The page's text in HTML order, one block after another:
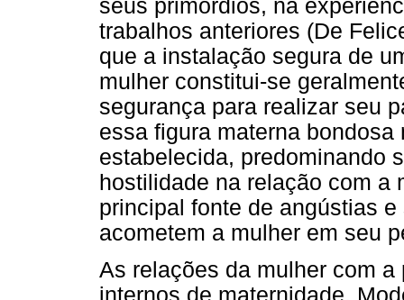
seus primórdios, na
trabalhos anteriores (De
que a instalação segura de
mulher constitui-se
segurança para realizar seu
essa figura materna
estabelecida, predominando
hostilidade na relação com a
principal fonte de angústias
acometem a mulher em seu
As relações da mulher com
internos de maternidade.